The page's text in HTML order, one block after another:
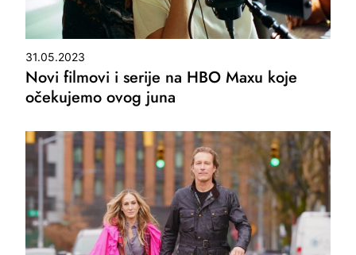
31.05.2023
Novi filmovi i serije na HBO Maxu koje
očekujemo ovog juna